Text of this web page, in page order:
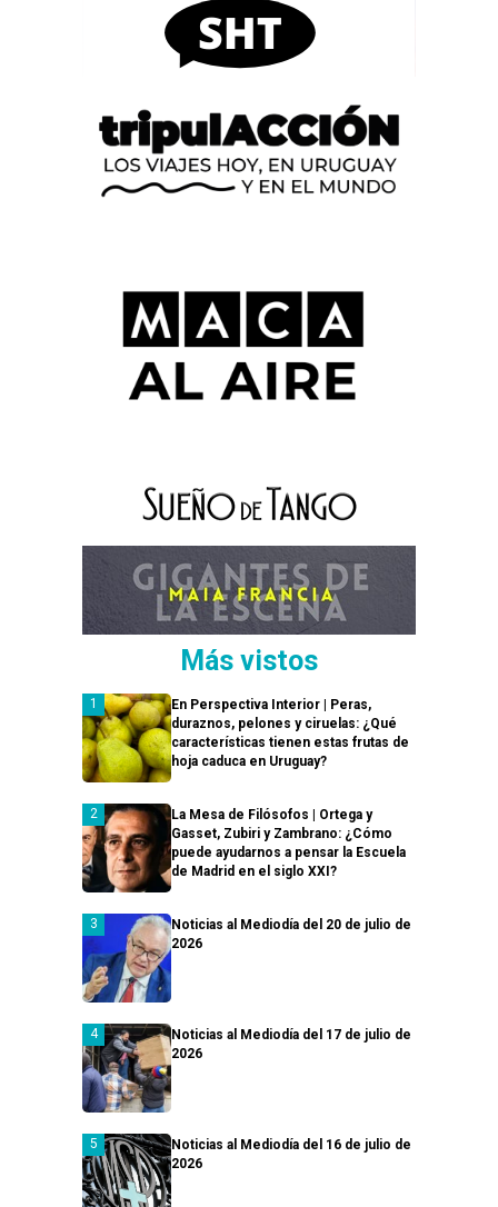
Más vistos
En Perspectiva Interior | Peras,
duraznos, pelones y ciruelas: ¿Qué
características tienen estas frutas de
hoja caduca en Uruguay?
La Mesa de Filósofos | Ortega y
Gasset, Zubiri y Zambrano: ¿Cómo
puede ayudarnos a pensar la Escuela
de Madrid en el siglo XXI?
Noticias al Mediodía del 20 de julio de
2026
Noticias al Mediodía del 17 de julio de
2026
Noticias al Mediodía del 16 de julio de
2026